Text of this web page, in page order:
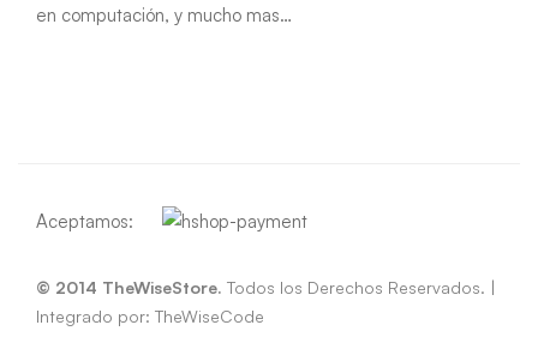
en computación, y mucho mas…
© 2014 TheWiseStore. Todos los Derechos Reservados. |
Integrado por: TheWiseCode